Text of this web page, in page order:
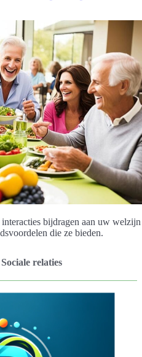
bijdragen aan uw welzijn
die ze bieden.
relaties